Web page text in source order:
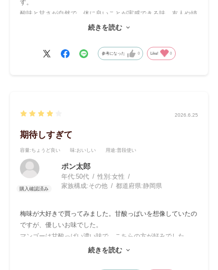
す。
酸味と甘さが自然で、体に良いことが実感できる味。友人や姉
妹で、軽いウオーキングをしていますが、途中のおやつで、体
みんなで食べる機会にもっていきます。
続きを読む
参考になった 0 Like! 0
2026.6.25
期待しすぎて
容量:ちょうど良い 味:おいしい 用途:普段使い
ポン太郎
年代:50代 性別:女性
家族構成:その他 都道府県:静岡県
梅味が大好きで買ってみました。甘酸っぱいを想像していたの
ですが、優しいお味でした。
マンゴーは甘酸っぱい濃い味で、こちらの方が好みでした。
人それぞれなので試してみてください。
続きを読む